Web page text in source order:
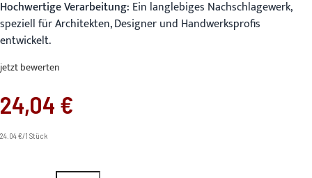
Hochwertige Verarbeitung: Ein langlebiges Nachschlagewerk,
speziell für Architekten, Designer und Handwerksprofis
entwickelt.
jetzt bewerten
24,04 €
24.04 €/1 Stück